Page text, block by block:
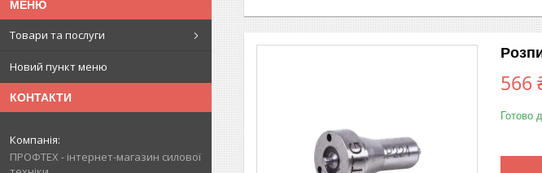
Товари та послуги
Новий пункт меню
КОНТАКТИ
ПРОФТЕХ - інтернет-магазин силової
566
Готово